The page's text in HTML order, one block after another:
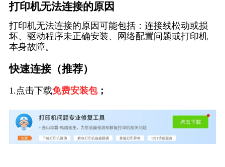
打印机无法连接的原因
打印机无法连接的原因可能包括：连接线松动或损
坏、驱动程序未正确安装、网络配置问题或打印机
本身故障。
快速连接（推荐）
1.点击下载免费安装包；